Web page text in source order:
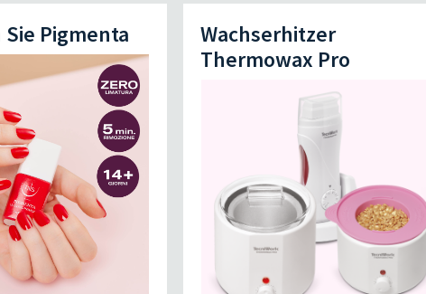
Pigmenta
Wachserhitzer
Thermowax Pro